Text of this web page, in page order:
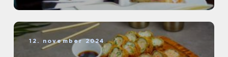
12. november 2024